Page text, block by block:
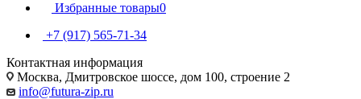
Избранные товары0
+7 (917) 565-71-34
Контактная информация
Москва, Дмитровское шоссе, дом 100, строение 2
info@futura-zip.ru